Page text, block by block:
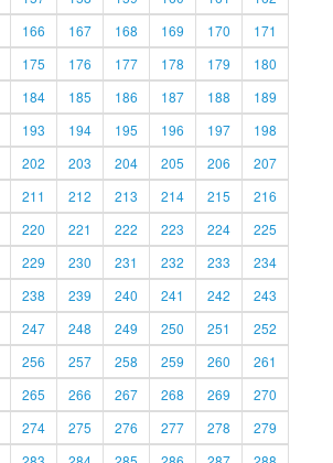
166 167 168 169 170
171
175 176 177 178 179
180
184 185 186 187 188
189
193 194 195 196 197
198
202 203 204 205 206
207
211 212 213 214 215
216
220 221 222 223 224
225
229 230 231 232 233
234
238 239 240 241 242
243
247 248 249 250 251
252
256 257 258 259 260
261
265 266 267 268 269
270
274 275 276 277 278
279